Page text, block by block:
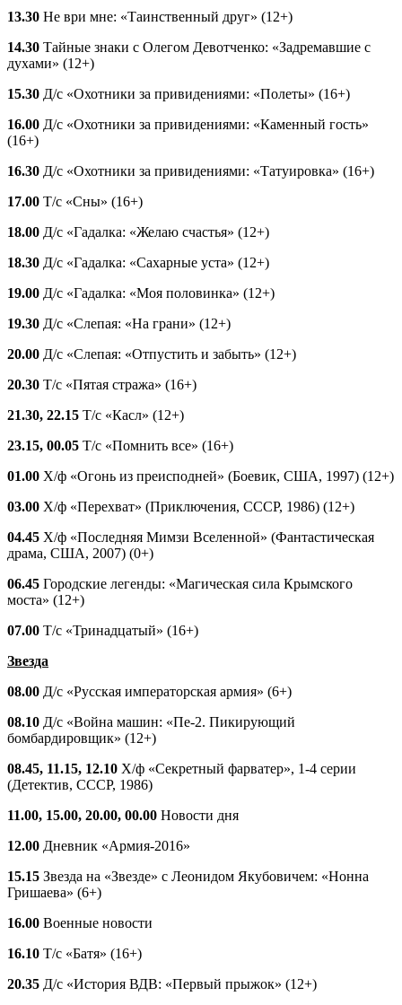
13.30 Не ври мне: «Таинственный друг» (12+)
14.30 Тайные знаки с Олегом Девотченко: «Задремавшие с
духами» (12+)
15.30 Д/с «Охотники за привидениями: «Полеты» (16+)
16.00 Д/с «Охотники за привидениями: «Каменный гость»
(16+)
16.30 Д/с «Охотники за привидениями: «Татуировка» (16+)
17.00 Т/с «Сны» (16+)
18.00 Д/с «Гадалка: «Желаю счастья» (12+)
18.30 Д/с «Гадалка: «Сахарные уста» (12+)
19.00 Д/с «Гадалка: «Моя половинка» (12+)
19.30 Д/с «Слепая: «На грани» (12+)
20.00 Д/с «Слепая: «Отпустить и забыть» (12+)
20.30 Т/с «Пятая стража» (16+)
21.30, 22.15 Т/с «Касл» (12+)
23.15, 00.05 Т/с «Помнить все» (16+)
01.00 Х/ф «Огонь из преисподней» (Боевик, США, 1997) (12+)
03.00 Х/ф «Перехват» (Приключения, СССР, 1986) (12+)
04.45 Х/ф «Последняя Мимзи Вселенной» (Фантастическая
драма, США, 2007) (0+)
06.45 Городские легенды: «Магическая сила Крымского
моста» (12+)
07.00 Т/с «Тринадцатый» (16+)
Звезда
08.00 Д/с «Русская императорская армия» (6+)
08.10 Д/с «Война машин: «Пе-2. Пикирующий
бомбардировщик» (12+)
08.45, 11.15, 12.10 Х/ф «Секретный фарватер», 1-4 серии
(Детектив, СССР, 1986)
11.00, 15.00, 20.00, 00.00 Новости дня
12.00 Дневник «Армия-2016»
15.15 Звезда на «Звезде» с Леонидом Якубовичем: «Нонна
Гришаева» (6+)
16.00 Военные новости
16.10 Т/с «Батя» (16+)
20.35 Д/с «История ВДВ: «Первый прыжок» (12+)